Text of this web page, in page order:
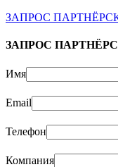
ЗАПРОС
ЗАПРОС
Имя
Email
Телефон
Компания